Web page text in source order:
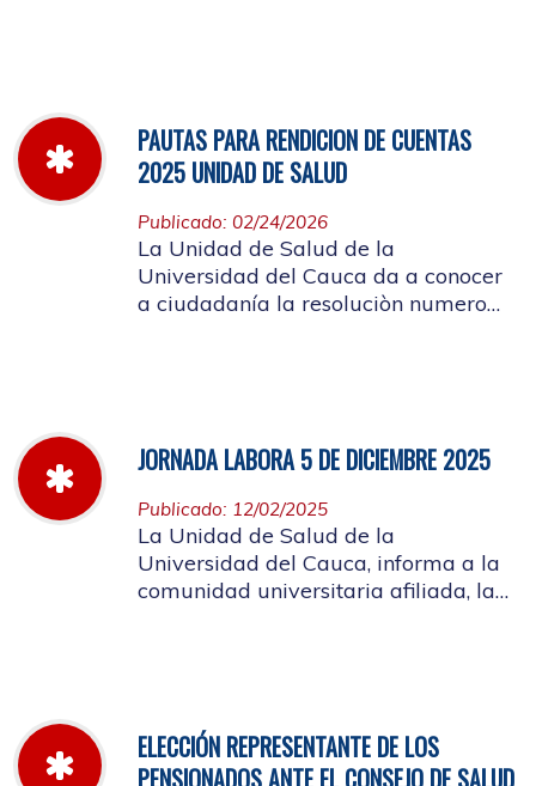
PAUTAS PARA RENDICION DE CUENTAS
2025 UNIDAD DE SALUD
Publicado: 02/24/2026
La Unidad de Salud de la
Universidad del Cauca da a conocer
a ciudadanía la resoluciòn numero
JORNADA LABORA 5 DE DICIEMBRE 2025
Publicado: 12/02/2025
La Unidad de Salud de la
Universidad del Cauca, informa a la
comunidad universitaria afiliada, la
ELECCIÓN REPRESENTANTE DE LOS
PENSIONADOS ANTE EL CONSEJO DE SALUD